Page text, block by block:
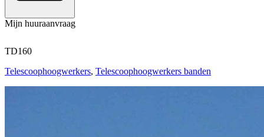
Mijn huuraanvraag
TD160
Telescoophoogwerkers, Telescoophoogwerkers banden